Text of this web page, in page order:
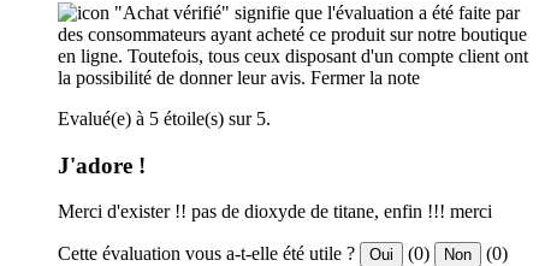
"Achat vérifié" signifie que l'évaluation a été faite par
des consommateurs ayant acheté ce produit sur notre boutique
en ligne. Toutefois, tous ceux disposant d'un compte client ont
la possibilité de donner leur avis. Fermer la note
Evalué(e) à 5 étoile(s) sur 5.
J'adore !
Merci d'exister !! pas de dioxyde de titane, enfin !!! merci
Cette évaluation vous a-t-elle été utile ? Oui (0) Non (0)